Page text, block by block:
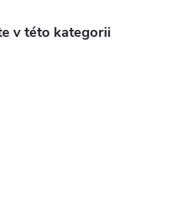
v této kategorii